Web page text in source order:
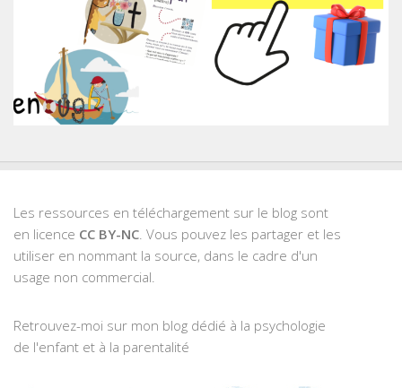
Les ressources en téléchargement sur le blog sont
en licence CC BY-NC . Vous pouvez les partager et les
utiliser en nommant la source, dans le cadre d'un
usage non commercial.
Retrouvez-moi sur mon blog dédié à la psychologie
de l'enfant et à la parentalité